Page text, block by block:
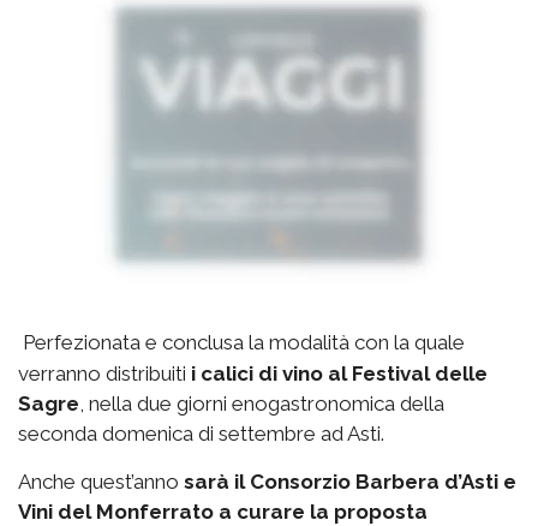
Perfezionata e conclusa la modalità con la quale
verranno distribuiti i calici di vino al Festival delle
Sagre, nella due giorni enogastronomica della
seconda domenica di settembre ad Asti.
Anche quest’anno sarà il Consorzio Barbera d’Asti e
Vini del Monferrato a curare la proposta